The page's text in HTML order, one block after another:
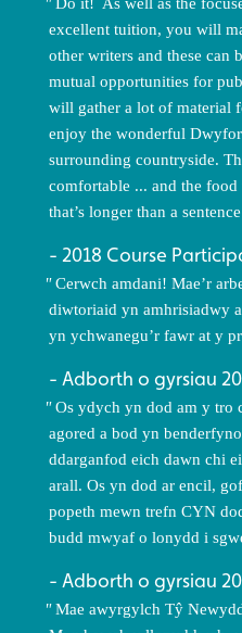
excellent tuition, you will
other writers and these can
mutual opportunities for
will gather a lot of material
enjoy the wonderful
surrounding countryside.
comfortable ... and the
that’s longer than a
2018 Course
Cerwch amdani! Mae’r
diwtoriaid yn amhrisiadwy
yn ychwanegu’r fawr at y
Adborth o gyrsiau
Os ydych yn dod am y tro
agored a bod yn
ddarganfod eich dawn chi
arall. Os yn dod ar encil,
popeth mewn trefn CYN
budd mwyaf o lonydd i
Adborth o gyrsiau
Mae awyrgylch Tŷ